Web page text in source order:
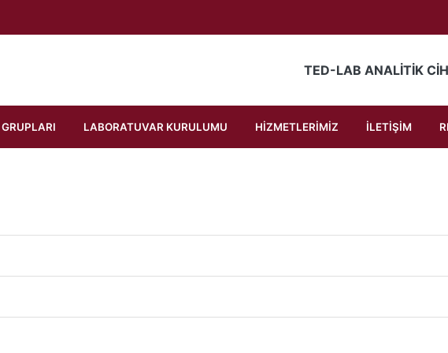
VE ÖLÇÜM ALETLERİ
TED-LAB ANALİTİK
LABORATUVAR KURULUMU HİZMETLERİMİZ İLETİŞİM